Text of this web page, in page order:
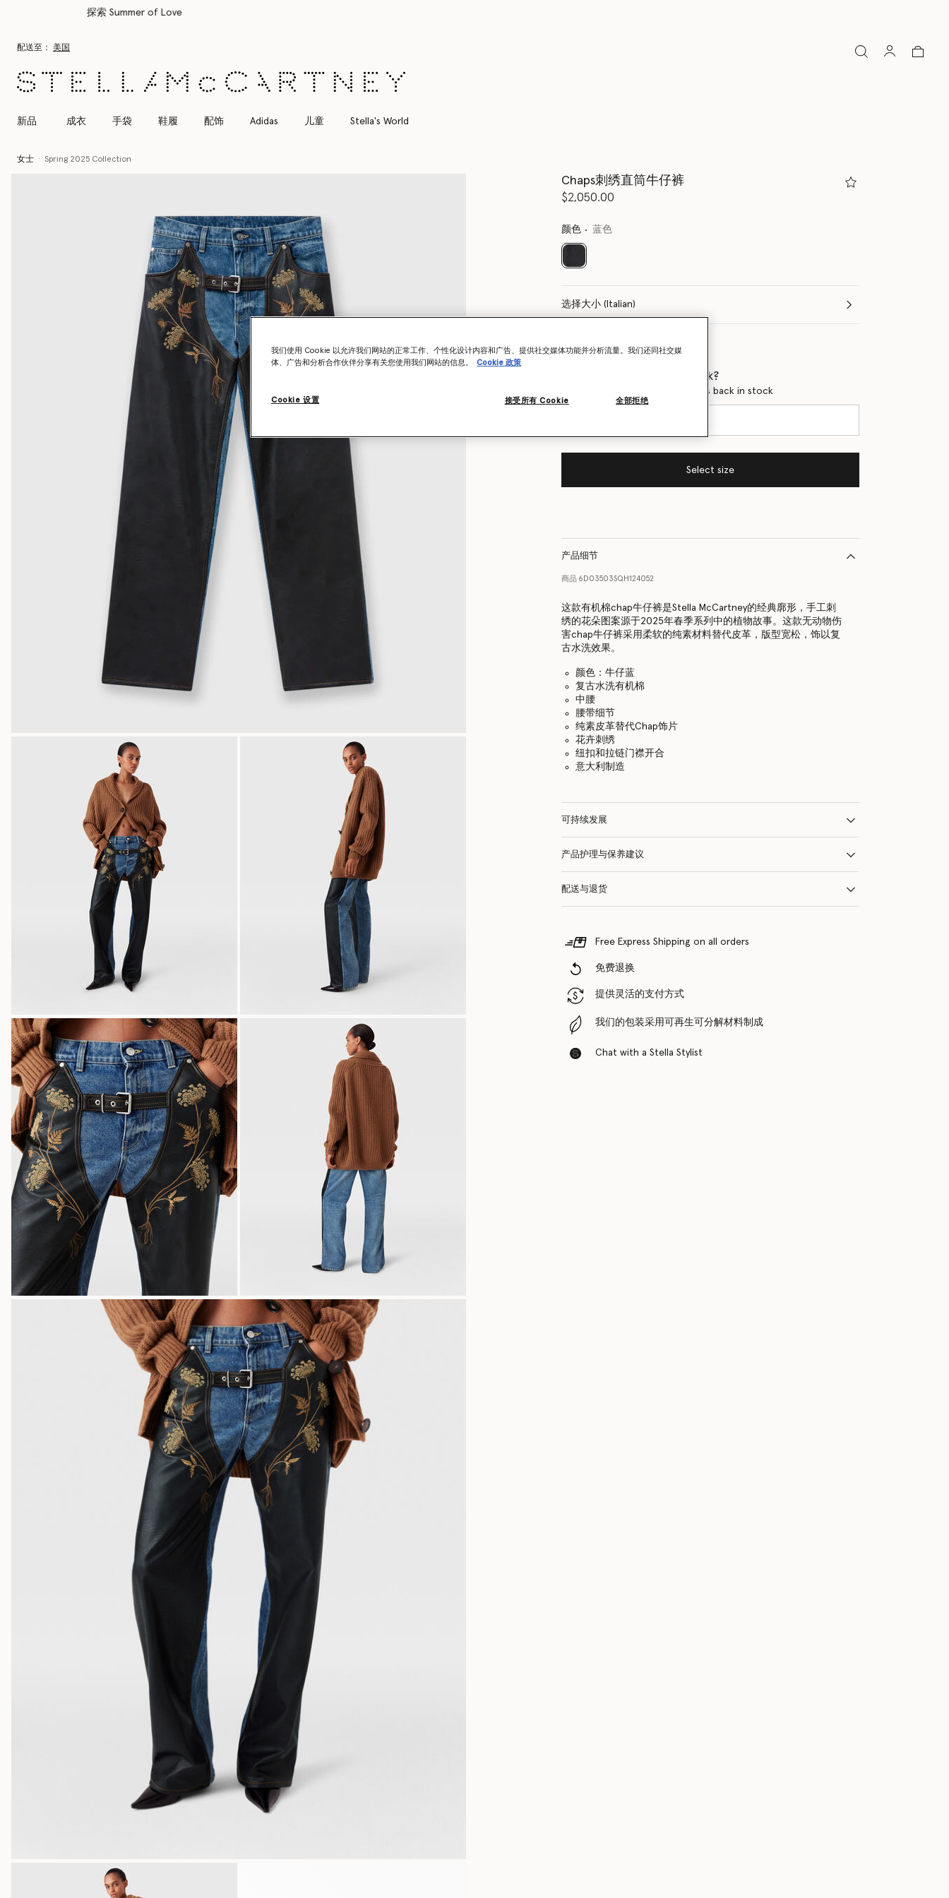
配送至： 美国
新品 成衣 手袋 鞋履 配饰 Adidas 儿童 Stella's World
女士 Spring 2025 Collection
Chaps刺绣直筒牛仔裤
$2,050.00
颜色 蓝色
已选
选择大小 (Italian)
Want to know when it's back?
Get notified when this product is back in stock
Select size
产品细节
商品 6D03503SQH124052
这款有机棉chap牛仔裤是Stella McCartney的经典廓形，手工刺
绣的花朵图案源于2025年春季系列中的植物故事。这款无动物伤
害chap牛仔裤采用柔软的纯素材料替代皮革，版型宽松，饰以复
古水洗效果。
颜色：牛仔蓝
复古水洗有机棉
中腰
腰带细节
纯素皮革替代Chap饰片
花卉刺绣
纽扣和拉链门襟开合
意大利制造
可持续发展
产品护理与保养建议
配送与退货
Free Express Shipping on all orders
免费退换
提供灵活的支付方式
我们的包装采用可再生可分解材料制成
Chat with a Stella Stylist
我们使用 Cookie 以允许我们网站的正常工作、个性化设计内容和广告、提供社交媒体功能并分析流量。我们还同社交媒
体、广告和分析合作伙伴分享有关您使用我们网站的信息。
Cookie 政策
Cookie 设置 全部拒绝
接受所有 Cookie